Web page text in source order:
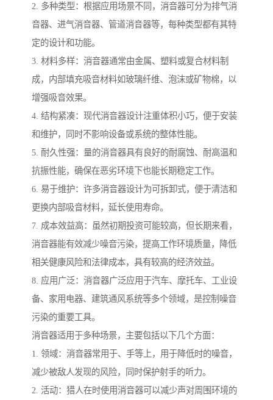
2. 多种类型：根据应用场景不同，消音器可分为排气消
音器、进气消音器、管道消音器等，每种类型都有其特
定的设计和功能。
3. 材料多样：消音器通常由金属、塑料或复合材料制
成，内部填充吸音材料如玻璃纤维、泡沫或矿物棉，以
增强吸音效果。
4. 结构紧凑：现代消音器设计注重体积小巧，便于安装
和维护，同时不影响设备或系统的整体性能。
5. 耐久性强：量的消音器具有良好的耐腐蚀、耐高温和
抗振性能，确保在恶劣环境下也能长期稳定工作。
6. 易于维护：许多消音器设计为可拆卸式，便于清洁和
更换内部吸音材料，延长使用寿命。
7. 成本效益高：虽然初期投资可能较高，但长期来看，
消音器能有效减少噪音污染，提高工作环境质量，降低
相关健康风险和法律成本，具有较高的经济效益。
8. 应用广泛：消音器广泛应用于汽车、摩托车、工业设
备、家用电器、建筑通风系统等多个领域，是控制噪音
污染的重要工具。
消音器适用于多种场景，主要包括以下几个方面：
1. 领域：消音器常用于、手等上，用于降低时的噪音，
减少被敌人发现的风险，同时保护射手的听力。
2. 活动：猎人在时使用消音器可以减少声对周围环境的